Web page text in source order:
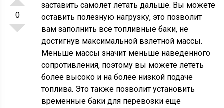
0
заставить самолет летать дальше. Вы можете
оставить полезную нагрузку, это позволит
вам заполнить все топливные баки, не
достигнув максимальной взлетной массы.
Меньше массы значит меньше наведенного
сопротивления, поэтому вы можете лететь
более высоко и на более низкой подаче
топлива. Это также позволит установить
временные баки для перевозки еще